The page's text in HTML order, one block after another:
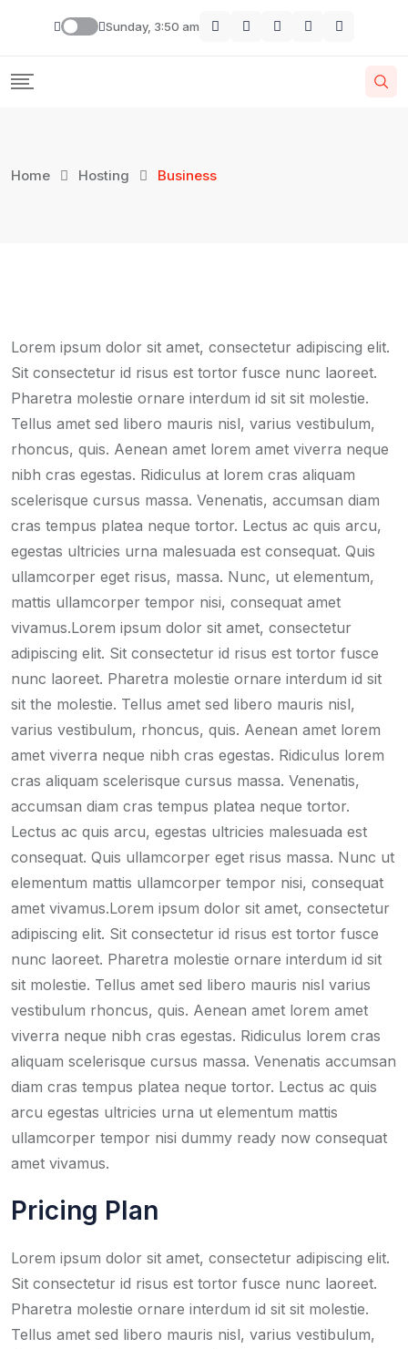
Sunday, 3:50 am
Home Hosting Business
Lorem ipsum dolor sit amet, consectetur adipiscing elit.
Sit consectetur id risus est tortor fusce nunc laoreet.
Pharetra molestie ornare interdum id sit sit molestie.
Tellus amet sed libero mauris nisl, varius vestibulum,
rhoncus, quis. Aenean amet lorem amet viverra neque
nibh cras egestas. Ridiculus at lorem cras aliquam
scelerisque cursus massa. Venenatis, accumsan diam
cras tempus platea neque tortor. Lectus ac quis arcu,
egestas ultricies urna malesuada est consequat. Quis
ullamcorper eget risus, massa. Nunc, ut elementum,
mattis ullamcorper tempor nisi, consequat amet
vivamus.Lorem ipsum dolor sit amet, consectetur
adipiscing elit. Sit consectetur id risus est tortor fusce
nunc laoreet. Pharetra molestie ornare interdum id sit
sit the molestie. Tellus amet sed libero mauris nisl,
varius vestibulum, rhoncus, quis. Aenean amet lorem
amet viverra neque nibh cras egestas. Ridiculus lorem
cras aliquam scelerisque cursus massa. Venenatis,
accumsan diam cras tempus platea neque tortor.
Lectus ac quis arcu, egestas ultricies malesuada est
consequat. Quis ullamcorper eget risus massa. Nunc ut
elementum mattis ullamcorper tempor nisi, consequat
amet vivamus.Lorem ipsum dolor sit amet, consectetur
adipiscing elit. Sit consectetur id risus est tortor fusce
nunc laoreet. Pharetra molestie ornare interdum id sit
sit molestie. Tellus amet sed libero mauris nisl varius
vestibulum rhoncus, quis. Aenean amet lorem amet
viverra neque nibh cras egestas. Ridiculus lorem cras
aliquam scelerisque cursus massa. Venenatis accumsan
diam cras tempus platea neque tortor. Lectus ac quis
arcu egestas ultricies urna ut elementum mattis
ullamcorper tempor nisi dummy ready now consequat
amet vivamus.
Pricing Plan
Lorem ipsum dolor sit amet, consectetur adipiscing elit.
Sit consectetur id risus est tortor fusce nunc laoreet.
Pharetra molestie ornare interdum id sit sit molestie.
Tellus amet sed libero mauris nisl, varius vestibulum,